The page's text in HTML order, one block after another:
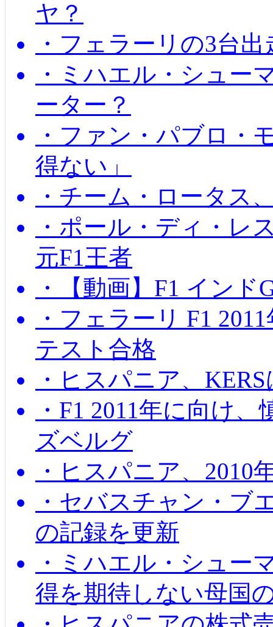
ヤ？
・フェラーリの3台
・ミハエル・シュー
ーター？
・ファン・パブロ・
得ない」
・チーム・ロータス
・ポール・ディ・レ
元F1王者
・【動画】F1 イン
・フェラーリ F1
テスト合格
・ヒスパニア、
・F1 2011年に向け
ズベルグ
・ヒスパニア、2010
・セバスチャン・ブ
の記録を更新
・ミハエル・シュー
得を期待しない母国